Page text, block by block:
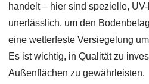
handelt – hier sind spezielle,
unerlässlich, um den
eine wetterfeste Versiegelung
Es ist wichtig, in Qualität zu
Außenflächen zu gewährleisten.